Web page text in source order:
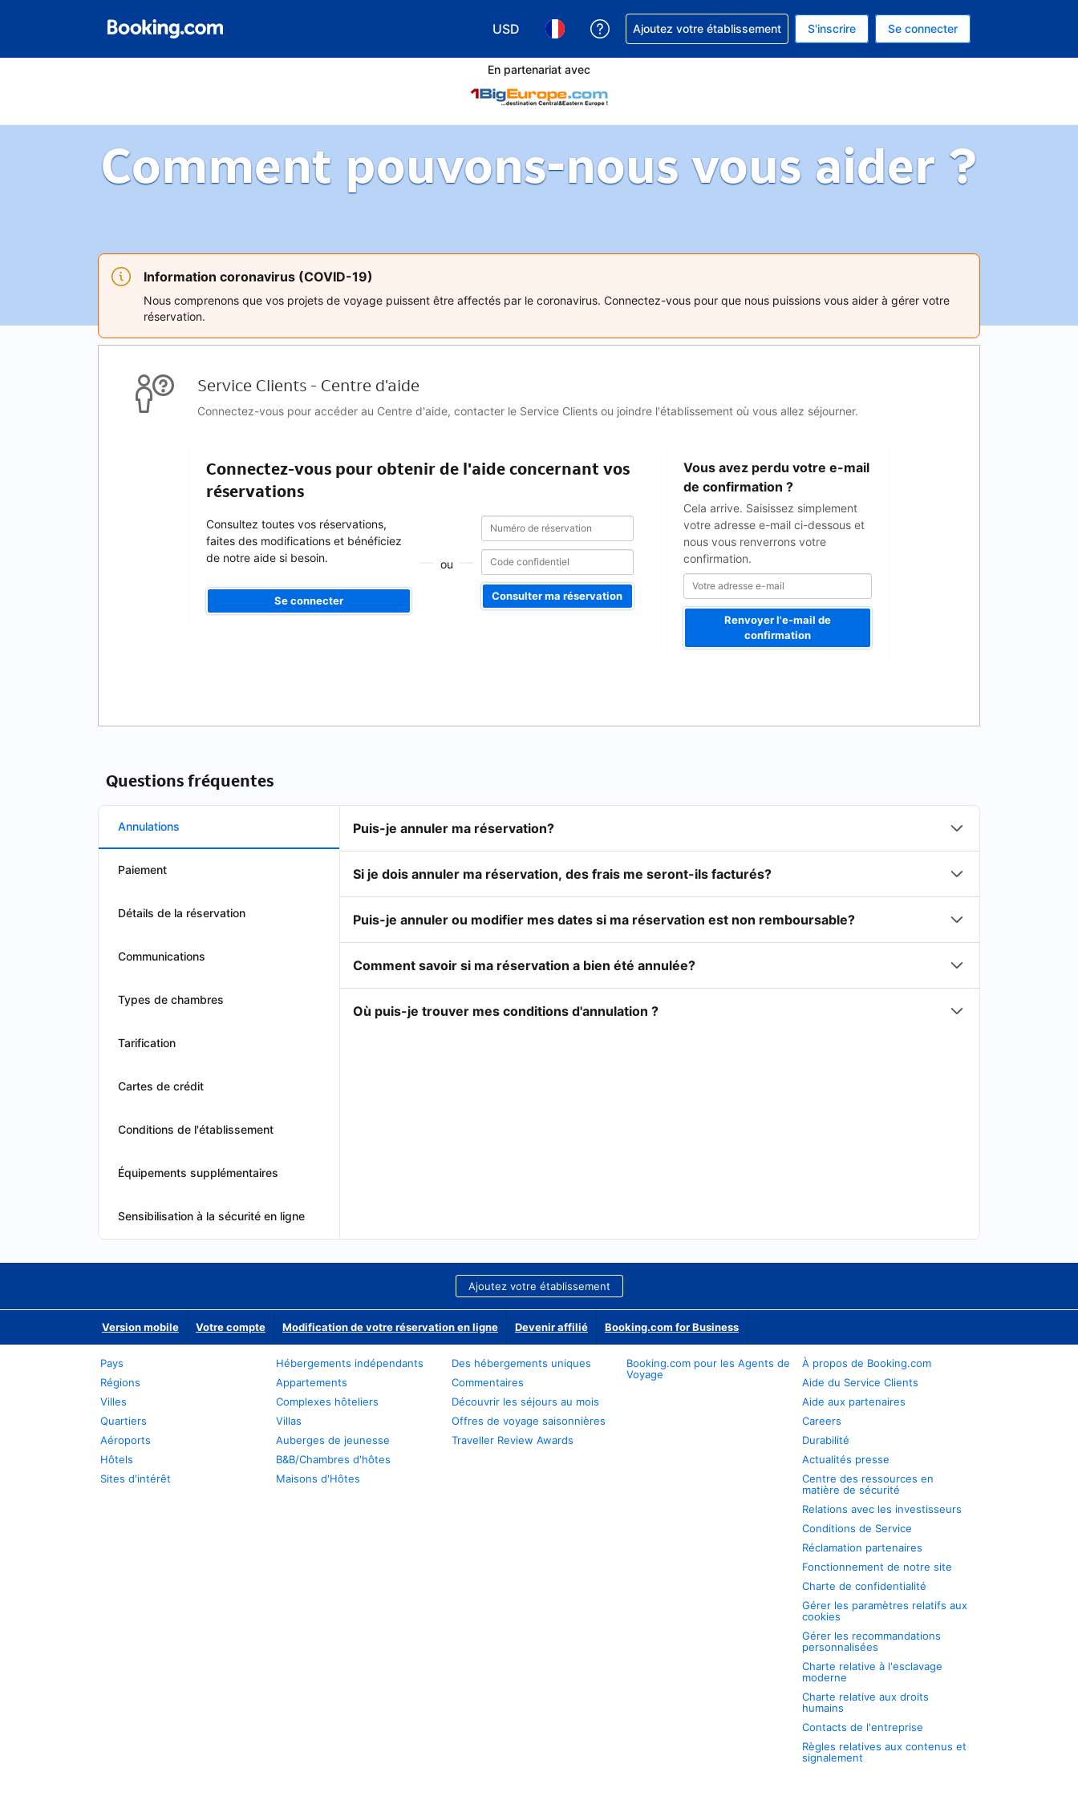
USD
Choisissez votre devise. Votre devise actuelle est celle-ci : Dollar américain.
Choisissez votre langue. Votre langue actuelle est celle-ci : Français.
Obtenez de l'aide concernant votre réservation
Ajoutez votre établissement S'inscrire Se connecter
En partenariat avec
Comment pouvons-nous vous aider ?
Information coronavirus (COVID-19)
Nous comprenons que vos projets de voyage puissent être affectés par le coronavirus. Connectez-vous pour que nous puissions vous aider à gérer votre
réservation.
Service Clients - Centre d'aide
Connectez-vous pour accéder au Centre d'aide, contacter le Service Clients ou joindre l'établissement où vous allez séjourner.
Connectez-vous pour obtenir de l'aide concernant vos
réservations
Consultez toutes vos réservations,
faites des modifications et bénéficiez
de notre aide si besoin.
Se connecter
ou
Numéro
de
réservation
Numéro
réservation
Consulter ma réservation
Vous avez perdu votre e-mail
de confirmation ?
Cela arrive. Saisissez simplement
votre adresse e-mail ci-dessous et
nous vous renverrons votre
confirmation.
adresse
Renvoyer l'e-mail de
confirmation
Questions fréquentes
Annulations
Paiement
Détails de la réservation
Communications
Types de chambres
Tarification
Cartes de crédit
Conditions de l'établissement
Équipements supplémentaires
Sensibilisation à la sécurité en ligne
Puis-je annuler ma réservation?
Si je dois annuler ma réservation, des frais me seront-ils facturés?
Puis-je annuler ou modifier mes dates si ma réservation est non remboursable?
Comment savoir si ma réservation a bien été annulée?
Où puis-je trouver mes conditions d'annulation ?
Ajoutez votre établissement
Version mobile Votre compte Modification de votre réservation en ligne Devenir affilié Booking.com for Business
Pays
Régions
Villes
Quartiers
Aéroports
Hôtels
Sites d'intérêt
Hébergements indépendants
Appartements
Complexes hôteliers
Villas
Auberges de jeunesse
B&B/Chambres d'hôtes
Maisons d'Hôtes
Des hébergements uniques
Commentaires
Découvrir les séjours au mois
Offres de voyage saisonnières
Traveller Review Awards
Booking.com pour les Agents de
Voyage
À propos de Booking.com
Aide du Service Clients
Aide aux partenaires
Careers
Durabilité
Actualités presse
Centre des ressources en
matière de sécurité
Relations avec les investisseurs
Conditions de Service
Réclamation partenaires
Fonctionnement de notre site
Charte de confidentialité
Gérer les paramètres relatifs aux
cookies
Gérer les recommandations
personnalisées
Charte relative à l'esclavage
moderne
Charte relative aux droits
humains
Contacts de l'entreprise
Règles relatives aux contenus et
signalement